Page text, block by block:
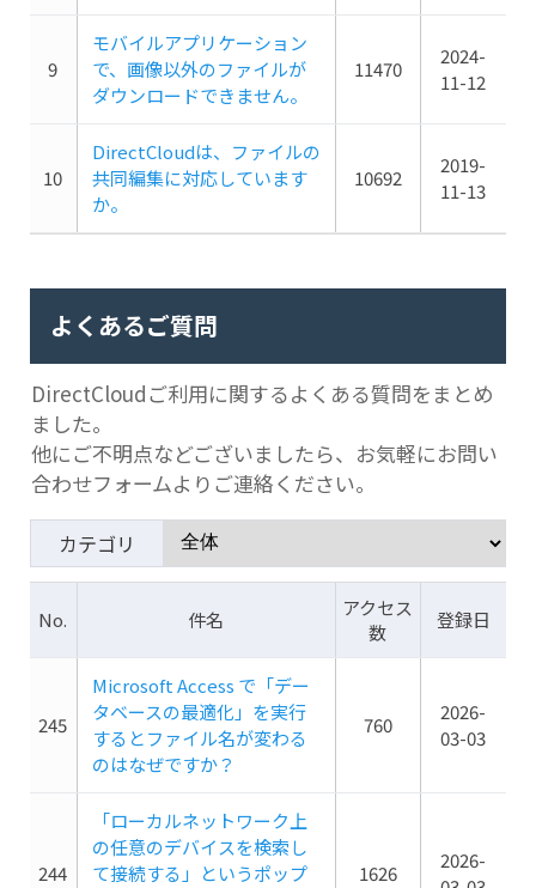
9
モバイルアプリケーション
で、画像以外のファイルが
ダウンロードできません。
11470
2024-
11-12
10
DirectCloudは、ファイルの
共同編集に対応しています
か。
10692
2019-
11-13
よくあるご質問
DirectCloudご利用に関するよくある質問をまとめ
ました。
他にご不明点などございましたら、お気軽にお問い
合わせフォームよりご連絡ください。
カテゴリ
No. 件名
アクセス
数
登録日
245
Microsoft Access で「デー
タベースの最適化」を実行
するとファイル名が変わる
のはなぜですか？
760
2026-
03-03
244
「ローカルネットワーク上
の任意のデバイスを検索し
て接続する」というポップ
1626
2026-